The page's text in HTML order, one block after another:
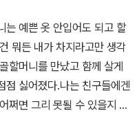
어머님을 떠올려 본다. 그리
음먹으면서, 오랫동안 쉽게
된다'는 사실을 다시금 생각
며시 웃음이 나온다.돌아가
버럭 할배처럼 호통을 치시
아이들을 울먹거리게만들곤
해 하고 할아버지를 무서워
에 서툰 할아버지의 속정을
는 예쁜 옷 안입어도 되고 할
뭐든 내가 차지라고만 생각
할머니를 만났고 함께 살게
점 싫어졌다.나는 친구들에겐
쩌면 그리 못될 수 있을지 의